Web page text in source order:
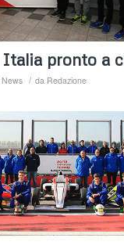
Italia pronto a
News / da Redazione